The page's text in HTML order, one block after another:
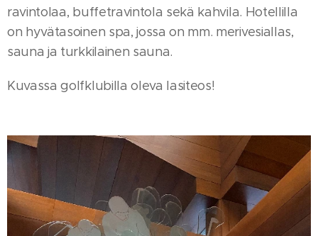
ravintolaa, buffetravintola sekä kahvila. Hotellilla
on hyvätasoinen spa, jossa on mm. merivesiallas,
sauna ja turkkilainen sauna.
Kuvassa golfklubilla oleva lasiteos!